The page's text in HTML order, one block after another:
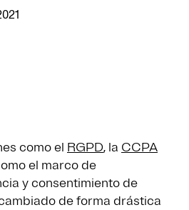
como el RGPD, la CCPA
el marco de
y consentimiento de
de forma drástica